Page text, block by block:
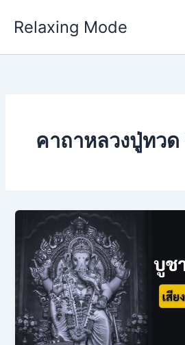
Relaxing Mode
คาถาหลวงปู่ทวด